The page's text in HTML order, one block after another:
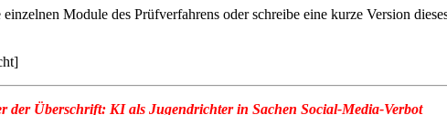
Module des Prüfverfahrens oder schreibe eine kurze Version
der Überschrift: KI als Jugendrichter in Sachen Social-Media-Verbot